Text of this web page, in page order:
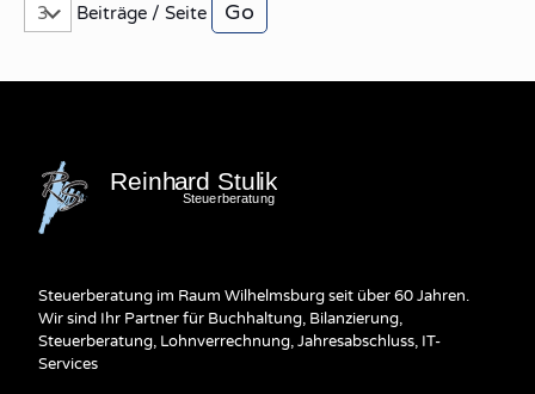
Beiträge / Seite
Steuerberatung im Raum Wilhelmsburg seit über 60 Jahren.
Wir sind Ihr Partner für Buchhaltung, Bilanzierung,
Steuerberatung, Lohnverrechnung, Jahresabschluss, IT-
Services